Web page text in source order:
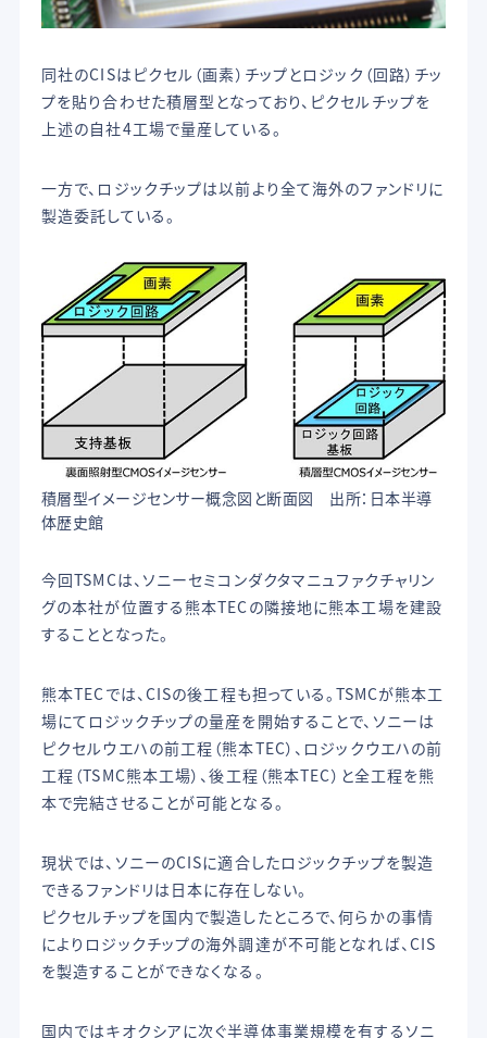
同社のCISはピクセル（画素）チップとロジック（回路）チッ
プを貼り合わせた積層型となっており、ピクセルチップを
上述の自社4工場で量産している。
一方で、ロジックチップは以前より全て海外のファンドリに
製造委託している。
積層型イメージセンサー概念図と断面図 出所：日本半導
体歴史館
今回TSMCは、ソニーセミコンダクタマニュファクチャリン
グの本社が位置する熊本TECの隣接地に熊本工場を建設
することとなった。
熊本TECでは、CISの後工程も担っている。TSMCが熊本工
場にてロジックチップの量産を開始することで、ソニーは
ピクセルウエハの前工程（熊本TEC）、ロジックウエハの前
工程（TSMC熊本工場）、後工程（熊本TEC）と全工程を熊
本で完結させることが可能となる。
現状では、ソニーのCISに適合したロジックチップを製造
できるファンドリは日本に存在しない。
ピクセルチップを国内で製造したところで、何らかの事情
によりロジックチップの海外調達が不可能となれば、CIS
を製造することができなくなる。
国内ではキオクシアに次ぐ半導体事業規模を有するソニ